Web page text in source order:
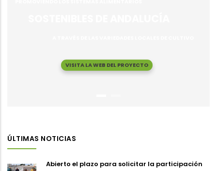
VISITA LA WEB DEL PROYECTO
ÚLTIMAS NOTICIAS
Abierto el plazo para solicitar la participación